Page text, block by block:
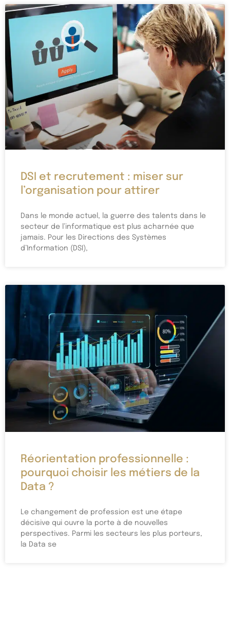
DSI et recrutement : miser sur
l’organisation pour attirer
Dans le monde actuel, la guerre des talents dans le
secteur de l’informatique est plus acharnée que
jamais. Pour les Directions des Systèmes
d’Information (DSI),
Réorientation professionnelle :
pourquoi choisir les métiers de la
Data ?
Le changement de profession est une étape
décisive qui ouvre la porte à de nouvelles
perspectives. Parmi les secteurs les plus porteurs,
la Data se